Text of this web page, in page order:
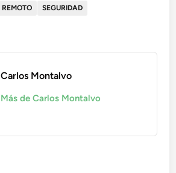
REMOTO SEGURIDAD
Carlos Montalvo
Más de Carlos Montalvo